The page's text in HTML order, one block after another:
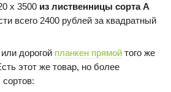
х 3500 из лиственницы сорта А
всего 2400 рублей за квадратный
дорогой планкен прямой того же
этот же товар, но более